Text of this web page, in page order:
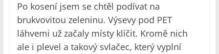
Po kosení jsem se chtěl podívat na
brukvovitou zeleninu. Výsevy pod PET
láhvemi už začaly místy klíčit. Kromě nich
ale i plevel a takový svlačec, který vyplní